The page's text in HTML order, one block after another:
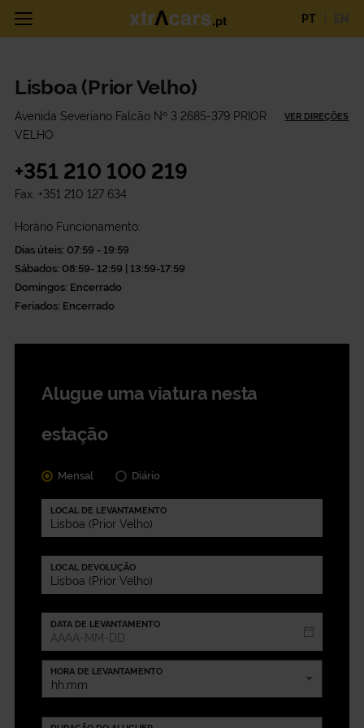
PT
Lisboa (Prior Velho)
Avenida Severiano Falcão Nº 3 2685-379 PRIOR
VELHO
VER DIREÇÕES
+351 210 100 219
Fax. +351 210 127 634
Horário Funcionamento:
Dias úteis: 07:59 - 19:59
Sábados: 08:59- 12:59 | 13:59-17:59
Domingos: Encerrado
Feriados: Encerrado
Alugue uma viatura nesta
estação
Mensal Diário
LOCAL DE LEVANTAMENTO
LOCAL DEVOLUÇÃO
DATA DE LEVANTAMENTO
HORA DE LEVANTAMENTO